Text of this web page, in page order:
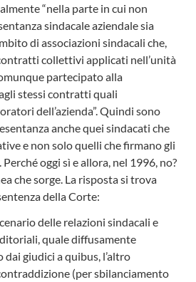
“nella parte in cui non
sindacale aziendale sia
di associazioni sindacali che,
collettivi applicati nell’unità
partecipato alla
stessi contratti quali
dell’azienda”. Quindi sono
anche quei sindacati che
e non solo quelli che firmano gli
oggi sì e allora, nel 1996, no?
che sorge. La risposta si trova
della Corte:
delle relazioni sindacali e
quale diffusamente
giudici a quibus, l’altro
(per sbilanciamento